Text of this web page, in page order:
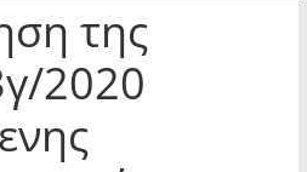
της
2020